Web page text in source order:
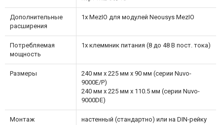
Дополнительные
расширения
1x MezIO для модулей Neousys MezIO
Потребляемая
мощность
1x клеммник питания (8 до 48 В пост. тока)
Размеры
240 мм x 225 мм x 90 мм (серии Nuvo-
9000E/P)
240 мм x 225 мм x 110.5 мм (серии Nuvo-
9000DE)
Монтаж
настенный (стандартно) или на DIN-рейку